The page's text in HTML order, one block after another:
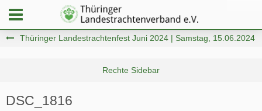
Thüringer Landestrachtenfest Juni 2024 | Samstag, 15.06.2024
DSC_1816